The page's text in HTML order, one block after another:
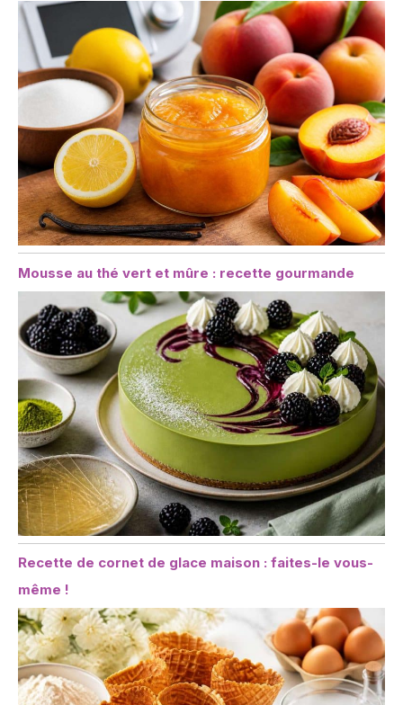
Mousse au thé vert et mûre : recette gourmande
Recette de cornet de glace maison : faites-le vous-
même !